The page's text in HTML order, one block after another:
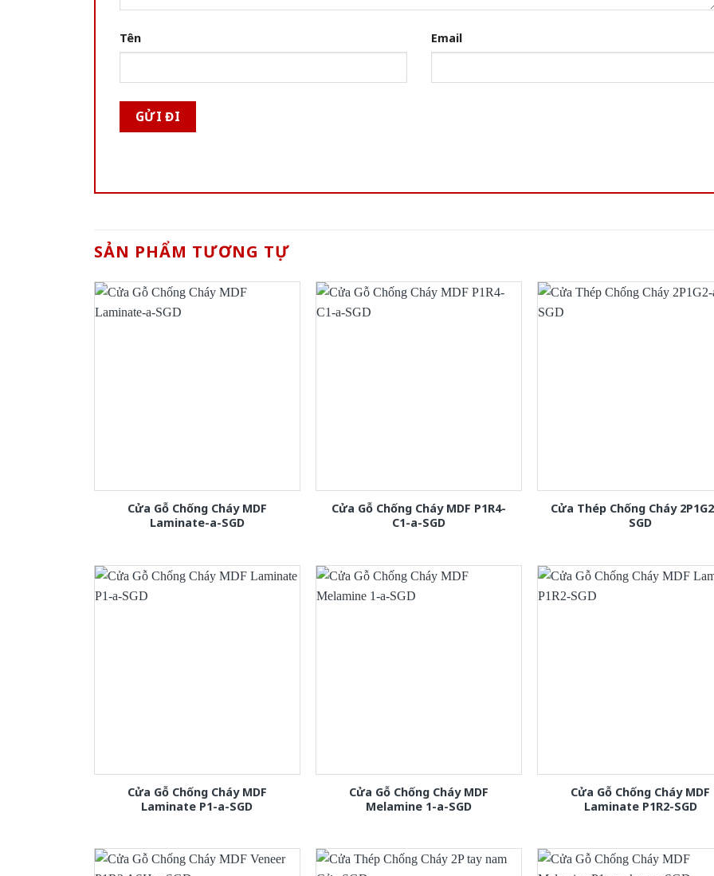
Tên Email
SẢN PHẨM TƯƠNG TỰ
Cửa Gỗ Chống Cháy MDF
Laminate-a-SGD
Cửa Gỗ Chống Cháy MDF P1R4-
C1-a-SGD
Cửa Thép Chống Cháy
SGD
Cửa Gỗ Chống Cháy MDF
Laminate P1-a-SGD
Cửa Gỗ Chống Cháy MDF
Melamine 1-a-SGD
Cửa Gỗ Chống Cháy MDF
Laminate P1R2-SGD